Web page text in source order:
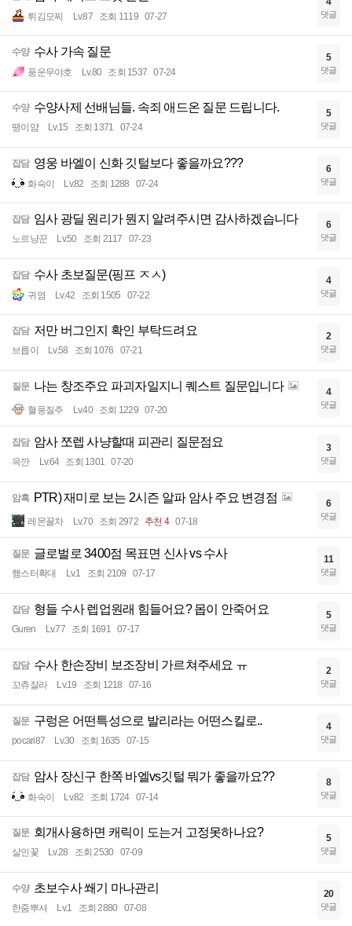
튀김모찌 Lv.87 조회 1119 07-27 댓글
수양 수사 가속 질문
풍운무야호 Lv.80 조회 1537 07-24
5
댓글
수양 수양사제 선배님들. 속죄 애드온 질문 드립니다.
땡이얌 Lv.15 조회 1371 07-24
5
댓글
잡담 영웅 바엘이 신화 깃털보다 좋을까요???
화숙이 Lv.82 조회 1288 07-24
6
댓글
잡담 임사 광딜 원리가 뭔지 알려주시면 감사하겠습니다
노르냥꾼 Lv.50 조회 2117 07-23
6
댓글
잡담 수사 초보질문(핑프 ㅈㅅ)
귀염 Lv.42 조회 1505 07-22
4
댓글
잡담 저만 버그인지 확인 부탁드려요
브릅이 Lv.58 조회 1076 07-21
2
댓글
질문 나는 창조주요 파괴자일지니 퀘스트 질문입니다
혈풍질주 Lv.40 조회 1229 07-20
4
댓글
잡담 암사 쪼렙 사냥할때 피관리 질문점요
윽깐 Lv.64 조회 1301 07-20
3
댓글
암흑 PTR) 재미로 보는 2시즌 알파 암사 주요 변경점
레몬꿀차 Lv.70 조회 2972 추천 4 07-18
6
댓글
질문 글로벌로 3400점 목표면 신사 vs 수사
햄스터확대 Lv.1 조회 2109 07-17
11
댓글
잡담 형들 수사 렙업원래 힘들어요? 몹이 안죽어요
Guren Lv.77 조회 1691 07-17
5
댓글
잡담 수사 한손장비 보조장비 가르쳐주세요 ㅠ
꼬츄잘라 Lv.19 조회 1218 07-16
2
댓글
질문 구렁은 어떤특성으로 발리라는 어떤스킬로..
pocari87 Lv.30 조회 1635 07-15
4
댓글
잡담 암사 장신구 한쪽 바엘vs깃털 뭐가 좋을까요??
화숙이 Lv.82 조회 1724 07-14
8
댓글
질문 회개사용하면 캐릭이 도는거 고정못하나요?
살인꽃 Lv.28 조회 2530 07-09
5
댓글
수양 초보수사 쐐기 마나관리
한줌뿌셔 Lv.1 조회 2880 07-08
20
댓글